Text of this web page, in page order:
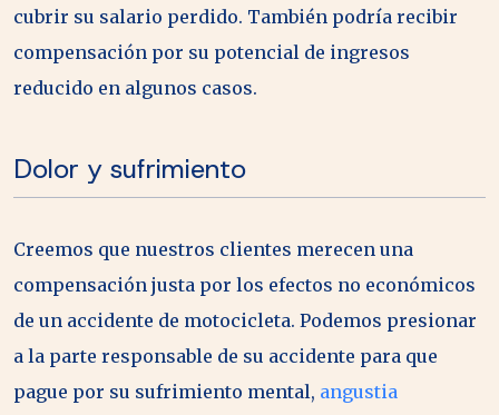
cubrir su salario perdido. También podría recibir
compensación por su potencial de ingresos
reducido en algunos casos.
Dolor y sufrimiento
Creemos que nuestros clientes merecen una
compensación justa por los efectos no económicos
de un accidente de motocicleta. Podemos presionar
a la parte responsable de su accidente para que
pague por su sufrimiento mental, angustia